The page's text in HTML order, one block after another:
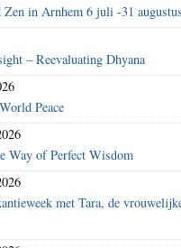
Zen in Arnhem 6 juli -31 augustus
– Reevaluating Dhyana
Peace
Way of Perfect Wisdom
met Tara, de